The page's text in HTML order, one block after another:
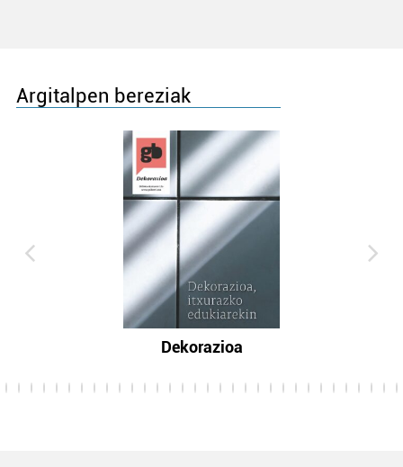
Argitalpen bereziak
Dekorazioa